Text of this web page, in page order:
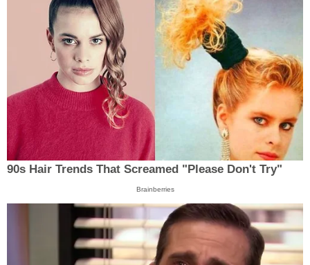
90s Hair Trends That Screamed "Please Don't Try"
Brainberries